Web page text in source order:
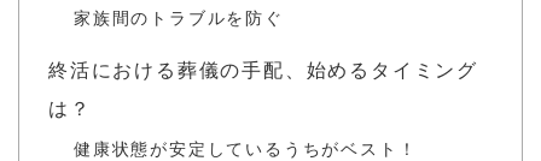
家族間のトラブルを防ぐ
終活における葬儀の手配、始めるタイミング
は？
健康状態が安定しているうちがベスト！